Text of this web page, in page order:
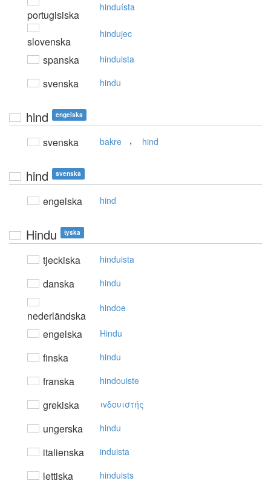
portugisiska
hinduísta
slovenska
hindujec
spanska hinduista
svenska hindu
hind engelska
svenska bakre , hind
hind svenska
engelska hind
Hindu tyska
tjeckiska hinduista
danska hindu
nederländska
hindoe
engelska Hindu
finska hindu
franska hindouiste
grekiska ιvδoυιστής
ungerska hindu
italienska induista
lettiska hinduists